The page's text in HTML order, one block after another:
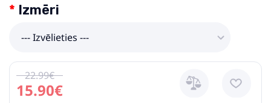
Izmēri
--- Izvēlieties ---
15.90€
22.99€